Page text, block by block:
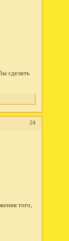
сделать
24
того,